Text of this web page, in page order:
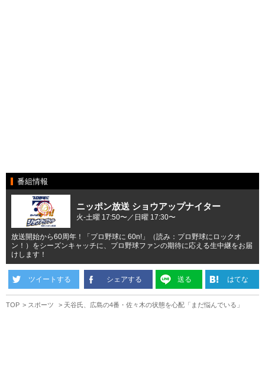
番組情報
ニッポン放送 ショウアップナイター
火-土曜 17:50〜／日曜 17:30〜
放送開始から60周年！「プロ野球に 60n!」（読み：プロ野球にロックオ
ン！）をシーズンキャッチに、プロ野球ファンの期待に応える生中継をお届
けします！
ツイートする シェアする 送る はてな
TOP スポーツ 天谷氏、広島の4番・佐々木の状態を心配「まだ悩んでいる」